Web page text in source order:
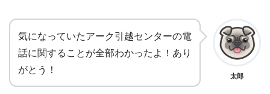
気になっていたアーク引越センターの電
話に関することが全部わかったよ！あり
がとう！
太郎